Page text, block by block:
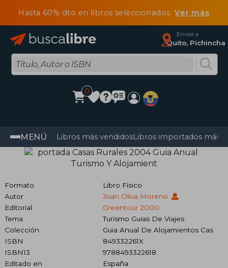
Hasta 60% dto en libros seleccionadosVer más
Enviar a
Quito, Pichincha
0
MENÚ Libros más vendidosLibros importados más
Formato
Libro Físico
Autor
Joan Oliva Moreno
Editorial
Greentour 2000
Tema
Turismo Guias De Viajes
Colección
Guia Anual De Alojamientos Cas
ISBN
849332261X
ISBN13
9788493322618
Editado en
España